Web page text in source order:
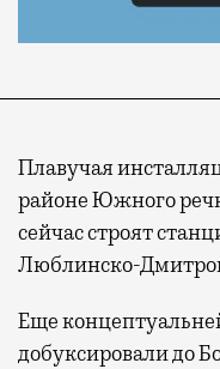
Плавучая
районе Южного
сейчас строят
Люблинско-
Еще
добуксировали до